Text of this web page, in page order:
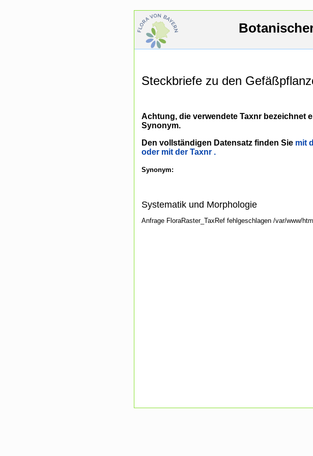
Steckbriefe zu den
Achtung, die verwendete Taxnr bezeichnet
Synonym.
Den vollständigen Datensatz finden Sie mit
oder mit der Taxnr .
Synonym:
Systematik und Morphologie
Anfrage FloraRaster_TaxRef fehlgeschlagen /var/www/